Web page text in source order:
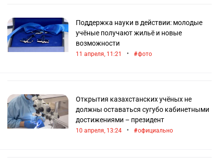
Поддержка науки в действии: молодые
учёные получают жильё и новые
возможности
11 апреля, 11:21 • фото
Открытия казахстанских учёных не
должны оставаться сугубо кабинетными
достижениями – президент
10 апреля, 13:24 • официально